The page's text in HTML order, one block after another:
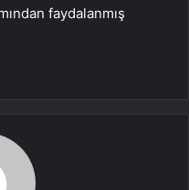
faydalanmış